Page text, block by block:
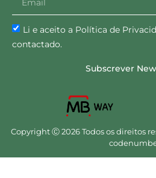
Li e aceito a Política de
contactado.
Subscrever
Copyright Ⓒ 2026 Todos os direitos